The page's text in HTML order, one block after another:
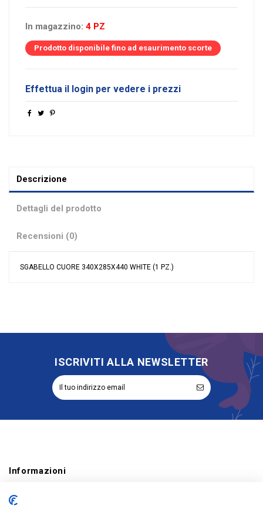
In magazzino: 4 PZ
Prodotto disponibile fino ad esaurimento scorte
Effettua il login per vedere i prezzi
Descrizione
Dettagli del prodotto
Recensioni (0)
SGABELLO CUORE 340X285X440 WHITE (1 PZ.)
ISCRIVITI ALLA NEWSLETTER
Informazioni
Account